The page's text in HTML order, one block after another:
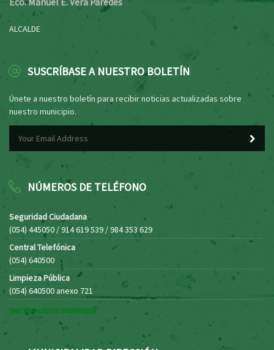
ALCALDE
SUSCRÍBASE A NUESTRO BOLETÍN
Únete a nuestro boletín para recibir noticias actualizadas sobre
nuestro municipio.
NÚMEROS DE TELÉFONO
Seguridad Ciudadana
(054) 445050 / 914 619 539 / 984 353 629
Central Telefónica
(054) 640500
Limpieza Pública
(054) 640500 anexo 721
Ver directorio municipal